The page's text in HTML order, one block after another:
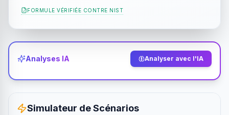
FORMULE VÉRIFIÉE CONTRE NIST
Analyses IA Analyser avec l'IA
Simulateur de Scénarios